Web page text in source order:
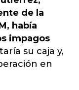
de la
había
impagos
su caja y,
en